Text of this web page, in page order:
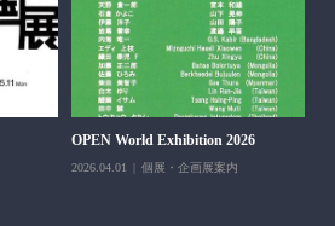
OPEN World Exhibition 2026
2026.04.01 個展・企画展案内